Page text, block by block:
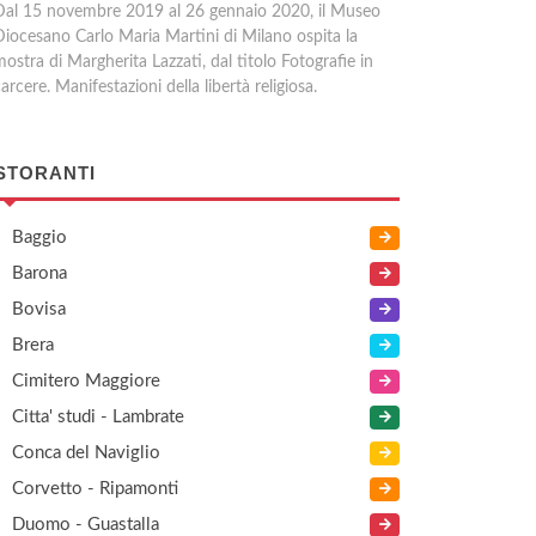
15 novembre 2019 al 26 gennaio 2020, il Museo
Carlo Maria Martini di Milano ospita la
di Margherita Lazzati, dal titolo Fotografie in
Manifestazioni della libertà religiosa.
Baggio
Barona
Bovisa
Brera
Cimitero Maggiore
Citta' studi - Lambrate
Conca del Naviglio
Corvetto - Ripamonti
Duomo - Guastalla